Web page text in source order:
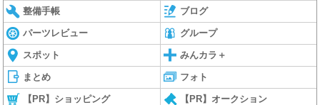
整備手帳 ブログ
パーツレビュー グループ
スポット みんカラ＋
まとめ フォト
【PR】ショッピング 【PR】オークション